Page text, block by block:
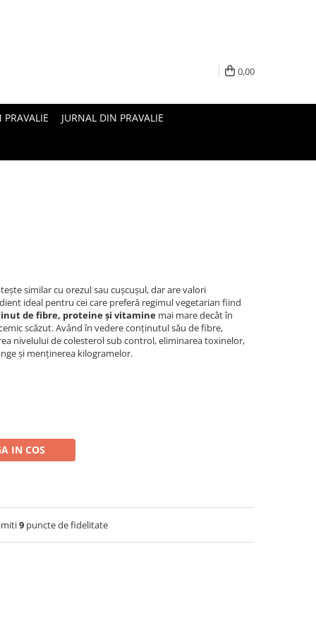
0,00
PRAVALIE JURNAL DIN PRAVALIE
similar cu orezul sau cușcușul, dar are valori
ideal pentru cei care preferă regimul vegetarian fiind
de fibre, proteine și vitamine mai mare decât în
scăzut. Având în vedere conținutul său de fibre,
nivelului de colesterol sub control, eliminarea toxinelor,
și menținerea kilogramelor.
IN COS
9 puncte de fidelitate